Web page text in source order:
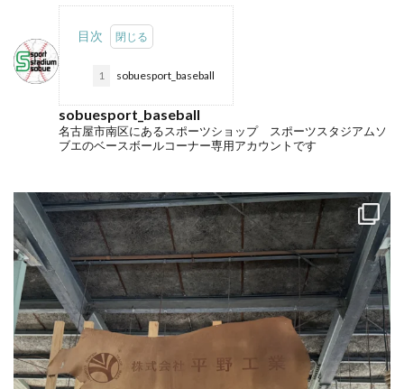
目次
1 sobuesport_baseball
sobuesport_baseball
名古屋市南区にあるスポーツショップ スポーツスタジアムソ
ブエのベースボールコーナー専用アカウントです